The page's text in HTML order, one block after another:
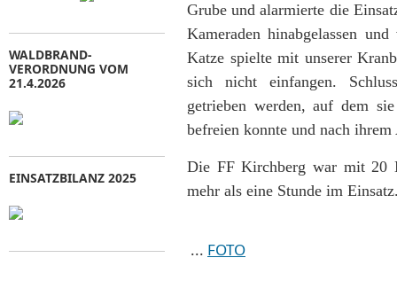
Grube und alarmierte die
Kameraden hinabgelassen
Katze spielte mit unserer
sich nicht einfangen.
getrieben werden, auf dem
befreien konnte und nach
Die FF Kirchberg war mit 20
mehr als eine Stunde im
... FOTO
WALDBRAND-
VERORDNUNG VOM
21.4.2026
EINSATZBILANZ 2025